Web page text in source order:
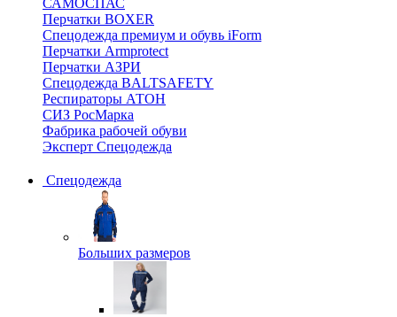
САМОСПАС
Перчатки BOXER
Спецодежда премиум и обувь iForm
Перчатки Armprotect
Перчатки АЗРИ
Спецодежда BALTSAFETY
Респираторы АТОН
СИЗ РосМарка
Фабрика рабочей обуви
Эксперт Спецодежда
Спецодежда
Больших размеров